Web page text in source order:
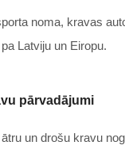
noma, kravas
Latviju un Eiropu.
pārvadājumi
un drošu kravu